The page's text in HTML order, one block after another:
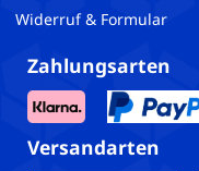
Widerruf & Formular
Zahlungsarten
Versandarten